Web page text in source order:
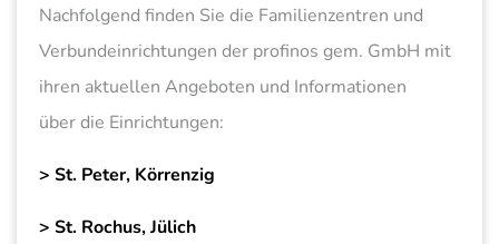
Nachfolgend finden Sie die Familienzentren und
Verbundeinrichtungen der profinos gem. GmbH mit
ihren aktuellen Angeboten und Informationen
über die Einrichtungen:
> St. Peter, Körrenzig
> St. Rochus, Jülich